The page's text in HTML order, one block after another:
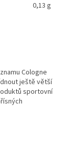
0,13 g
Cologne
ještě větší
sportovní